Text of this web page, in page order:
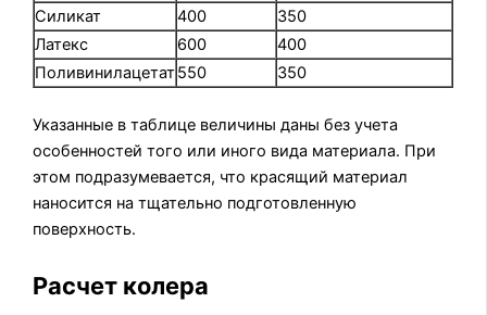
Силикат
400
350
Латекс
600
400
Поливинилацетат550 350
Указанные в таблице величины даны без учета
особенностей того или иного вида материала. При
этом подразумевается, что красящий материал
наносится на тщательно подготовленную
поверхность.
Расчет колера